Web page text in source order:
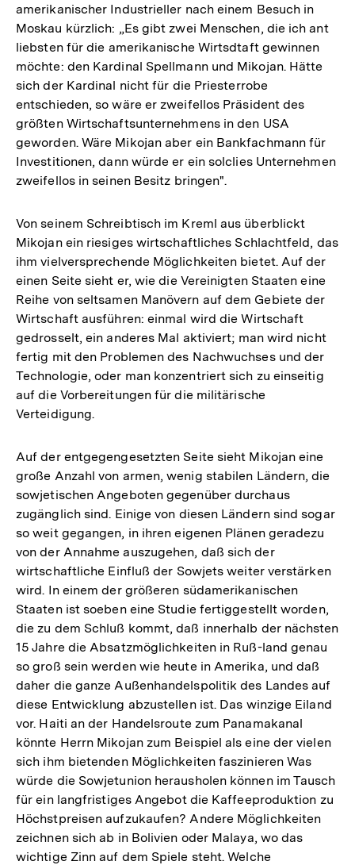
amerikanischer Industrieller nach einem Besuch in
Moskau kürzlich: „Es gibt zwei Menschen, die ich ant
liebsten für die amerikanische Wirtsdtaft gewinnen
möchte: den Kardinal Spellmann und Mikojan. Hätte
sich der Kardinal nicht für die Priesterrobe
entschieden, so wäre er zweifellos Präsident des
größten Wirtschaftsunternehmens in den USA
geworden. Wäre Mikojan aber ein Bankfachmann für
Investitionen, dann würde er ein solclies Unternehmen
zweifellos in seinen Besitz bringen".
Von seinem Schreibtisch im Kreml aus überblickt
Mikojan ein riesiges wirtschaftliches Schlachtfeld, das
ihm vielversprechende Möglichkeiten bietet. Auf der
einen Seite sieht er, wie die Vereinigten Staaten eine
Reihe von seltsamen Manövern auf dem Gebiete der
Wirtschaft ausführen: einmal wird die Wirtschaft
gedrosselt, ein anderes Mal aktiviert; man wird nicht
fertig mit den Problemen des Nachwuchses und der
Technologie, oder man konzentriert sich zu einseitig
auf die Vorbereitungen für die militärische
Verteidigung.
Auf der entgegengesetzten Seite sieht Mikojan eine
große Anzahl von armen, wenig stabilen Ländern, die
sowjetischen Angeboten gegenüber durchaus
zugänglich sind. Einige von diesen Ländern sind sogar
so weit gegangen, in ihren eigenen Plänen geradezu
von der Annahme auszugehen, daß sich der
wirtschaftliche Einfluß der Sowjets weiter verstärken
wird. In einem der größeren südamerikanischen
Staaten ist soeben eine Studie fertiggestellt worden,
die zu dem Schluß kommt, daß innerhalb der nächsten
15 Jahre die Absatzmöglichkeiten in Ruß-land genau
so groß sein werden wie heute in Amerika, und daß
daher die ganze Außenhandelspolitik des Landes auf
diese Entwicklung abzustellen ist. Das winzige Eiland
vor. Haiti an der Handelsroute zum Panamakanal
könnte Herrn Mikojan zum Beispiel als eine der vielen
sich ihm bietenden Möglichkeiten faszinieren Was
würde die Sowjetunion herausholen können im Tausch
für ein langfristiges Angebot die Kaffeeproduktion zu
Höchstpreisen aufzukaufen? Andere Möglichkeiten
zeichnen sich ab in Bolivien oder Malaya, wo das
wichtige Zinn auf dem Spiele steht. Welche